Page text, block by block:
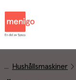
Hushållsmaskiner